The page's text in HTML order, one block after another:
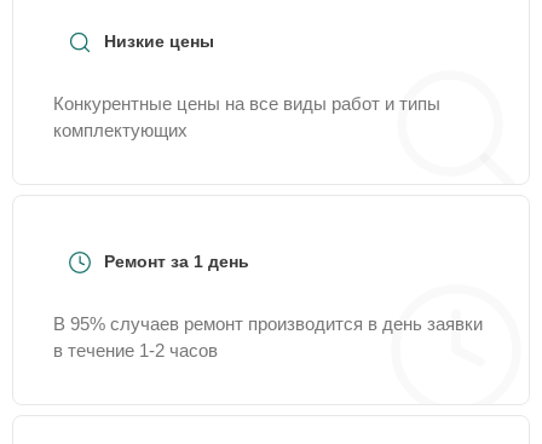
Низкие цены
Конкурентные цены на все виды работ и типы
комплектующих
Ремонт за 1 день
В 95% случаев ремонт производится в день заявки
в течение 1-2 часов